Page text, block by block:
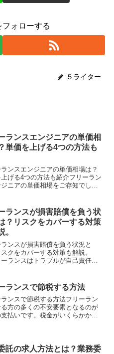
フォローする
５ライター
ランスエンジニアの単価相
単価を上げる4つの方法も
ンスエンジニアの単価相場は？
げる4つの方法も紹介フリーラン
ニアの単価相場をご存知でしょ
る収入アップが期待できます。
本記事では、フリ...
ランスが損害賠償を負う状
？リスクをカバーする対策
。
ンスが損害賠償を負う状況と
クをカバーする対策も解説。
ーランスはトラブルが自己責任に
のリスクを負うのか知らない方
のではないでしょうか？...
ランスで節税する方法
ンスで節税する方法フリーラン
る方の多くの不安要素となるのが
払いです。税金がいくらかかる
に必要な知識をご...
託の求人方法とは？業務委